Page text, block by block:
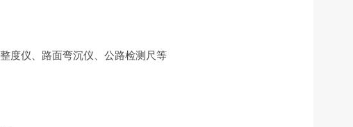
度仪、路面弯沉仪、公路检测尺等